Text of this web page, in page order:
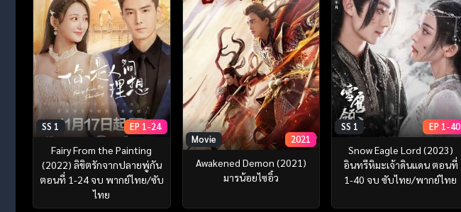
SS 1 EP 1-24
Fairy From the Painting
(2022) ลิขิตรักจากปลายพู่กัน
ตอนที่ 1-24 จบ พากย์ไทย/ซับ
ไทย
Movie 2021
Awakened Demon (2021)
มารน้อยไซอิ๋ว
SS 1 EP 1-40
Snow Eagle Lord (2023)
อินทรีหิมะเจ้าดินแดน ตอนที่
1-40 จบ ซับไทย/พากย์ไทย